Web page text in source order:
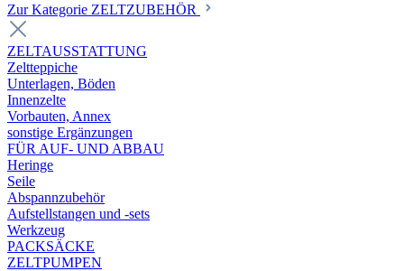
Zur Kategorie ZELTZUBEHÖR
ZELTAUSSTATTUNG
Zeltteppiche
Unterlagen, Böden
Innenzelte
Vorbauten, Annex
sonstige Ergänzungen
FÜR AUF- UND ABBAU
Heringe
Seile
Abspannzubehör
Aufstellstangen und -sets
Werkzeug
PACKSÄCKE
ZELTPUMPEN